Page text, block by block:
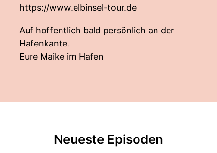
https://www.elbinsel-tour.de
Auf hoffentlich bald persönlich an der
Hafenkante.
Eure Maike im Hafen
Neueste Episoden